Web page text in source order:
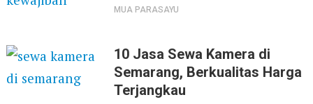
MUA PARASAYU
10 Jasa Sewa Kamera di
Semarang, Berkualitas Harga
Terjangkau